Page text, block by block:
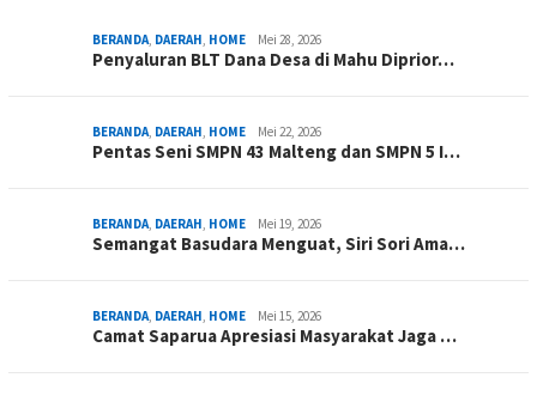
BERANDA, DAERAH, HOME Mei 28, 2026
Penyaluran BLT Dana Desa di Mahu Diprior…
BERANDA, DAERAH, HOME Mei 22, 2026
Pentas Seni SMPN 43 Malteng dan SMPN 5 I…
BERANDA, DAERAH, HOME Mei 19, 2026
Semangat Basudara Menguat, Siri Sori Ama…
BERANDA, DAERAH, HOME Mei 15, 2026
Camat Saparua Apresiasi Masyarakat Jaga …